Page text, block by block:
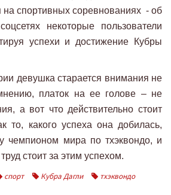
спортивных соревнованиях - об
некоторые пользователи
успехи и достижение Кубры
девушка старается внимания не
платок на ее голове – не
а вот что действительно стоит
то, какого успеха она добилась,
чемпионом мира по тхэквондо, и
стоит за этим успехом.
спорт Кубра Дагли тхэквондо